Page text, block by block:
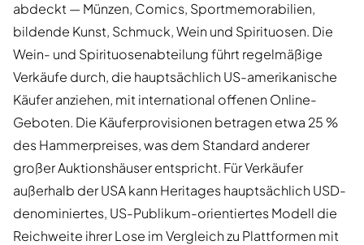
abdeckt — Münzen, Comics, Sportmemorabilien,
bildende Kunst, Schmuck, Wein und Spirituosen. Die
Wein- und Spirituosenabteilung führt regelmäßige
Verkäufe durch, die hauptsächlich US-amerikanische
Käufer anziehen, mit international offenen Online-
Geboten. Die Käuferprovisionen betragen etwa 25 %
des Hammerpreises, was dem Standard anderer
großer Auktionshäuser entspricht. Für Verkäufer
außerhalb der USA kann Heritages hauptsächlich USD-
denominiertes, US-Publikum-orientiertes Modell die
Reichweite ihrer Lose im Vergleich zu Plattformen mit